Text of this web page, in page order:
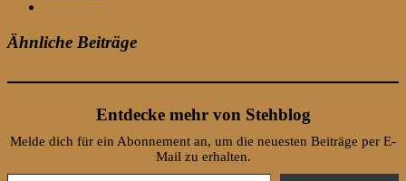
Ähnliche Beiträge
Entdecke mehr von Stehblog
Melde dich für ein Abonnement an, um die neuesten Beiträge per E-
Mail zu erhalten.
Gib deine E-Mail-Adresse ein ...